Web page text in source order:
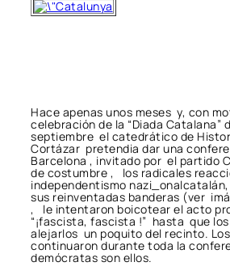
Hace apenas unos meses y, con
celebración de la “Diada Catalana”
septiembre el catedrático de
Cortázar pretendia dar una
Barcelona , invitado por el partido
de costumbre , los radicales
independentismo
sus reinventadas banderas (ver
, le intentaron boicotear el acto
“¡fascista, fascista !” hasta que
alejarlos un poquito del recinto.
continuaron durante toda la
demócratas son ellos.